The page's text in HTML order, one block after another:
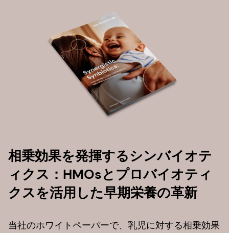
相乗効果を発揮するシンバイオテ
ィクス：HMOsとプロバイオティ
クスを活用した早期栄養の革新
当社のホワイトペーパーで、乳児に対する相乗効果